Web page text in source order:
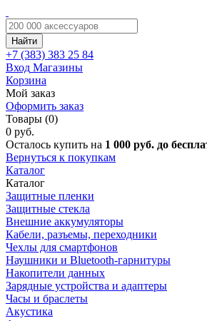
Найти
+7 (383) 383 25 84
Вход Магазины
Корзина
Мой заказ
Оформить заказ
Товары (0)
0 руб.
Осталось купить на 1 000 руб. до
Вернуться к покупкам
Каталог
Каталог
Защитные пленки
Защитные стекла
Внешние аккумуляторы
Кабели, разъемы, переходники
Чехлы для смартфонов
Наушники и Bluetooth-гарнитуры
Накопители данных
Зарядные устройства и адаптеры
Часы и браслеты
Акустика